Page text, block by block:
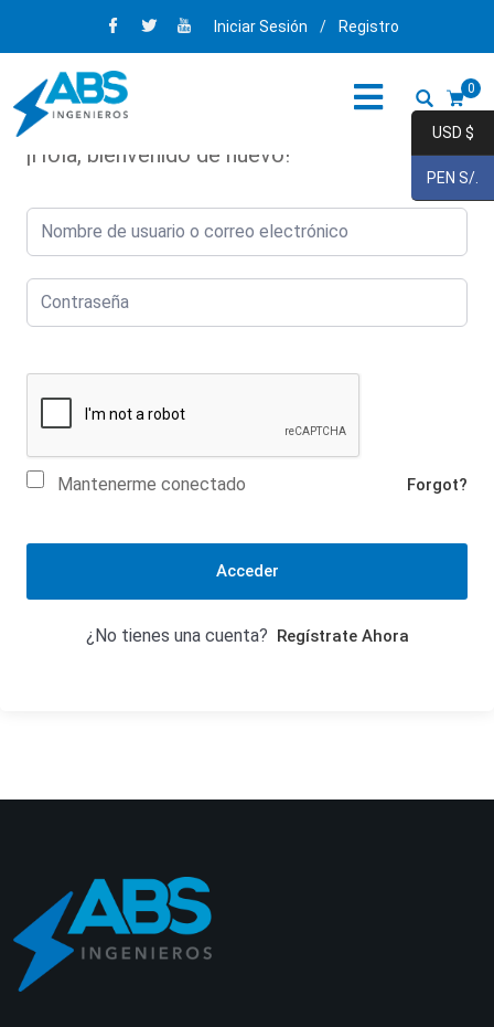
Iniciar Sesión / Registro
0
¡Hola, bienvenido de nuevo!
Mantenerme conectado Forgot?
Acceder
¿No tienes una cuenta? Regístrate Ahora
USD $
PEN S/.